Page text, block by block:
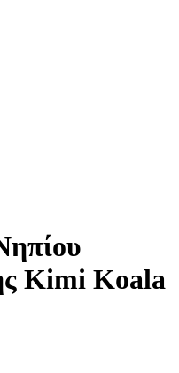
Kimi Koala